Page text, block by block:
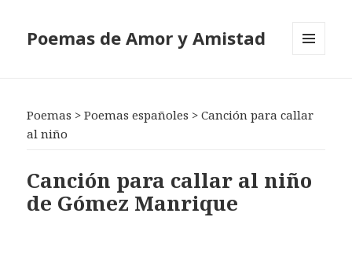
Poemas de Amor y Amistad
Poemas >Poemas españoles >Canción para callar
al niño
Canción para callar al niño
de Gómez Manrique